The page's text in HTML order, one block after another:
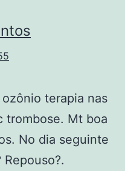
terapia nas
trombose. Mt boa
No dia seguinte